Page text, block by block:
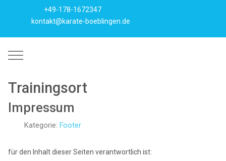
+49-178-1672347
kontakt@karate-boeblingen.de
Mobile Menu Toggle
Trainingsort
Impressum
Kategorie:Footer
für den Inhalt dieser Seiten verantwortlich ist: